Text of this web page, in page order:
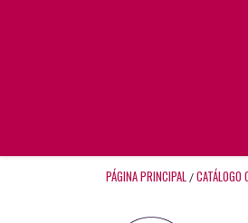
PÁGINA PRINCIPAL / CATÁLOGO